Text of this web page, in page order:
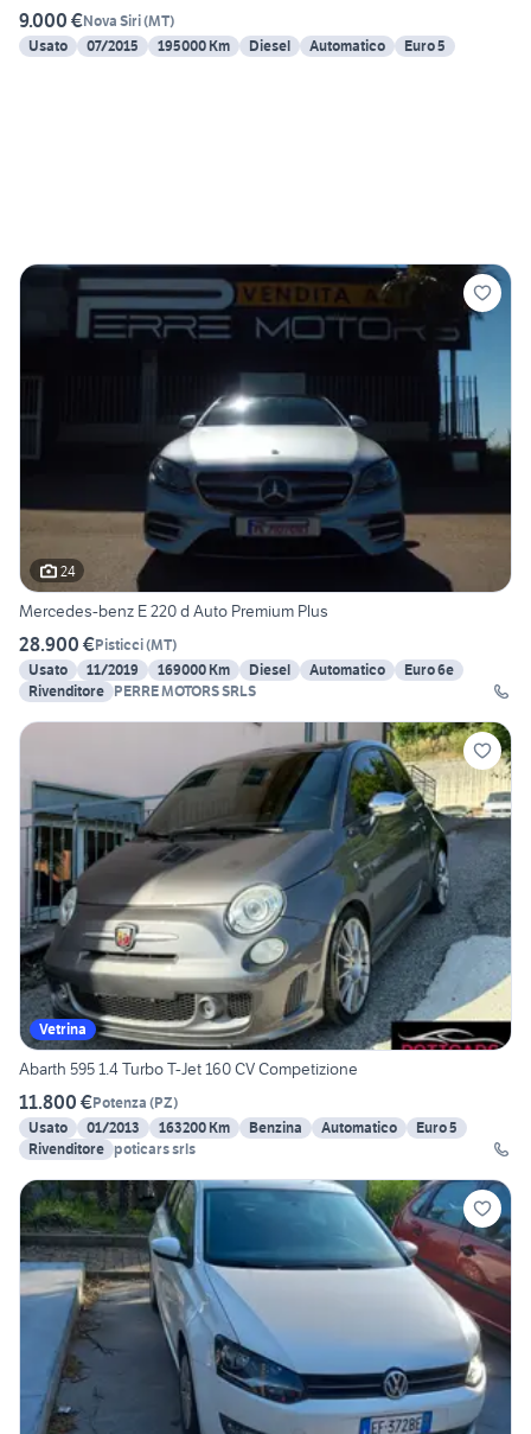
9.000 €Nova Siri(MT)
Usato
07/2015 195000 Km Diesel Automatico Euro 5
24
Mercedes-benz E 220 d Auto Premium Plus
28.900 €Pisticci(MT)
Usato
11/2019 169000 Km Diesel Automatico
Euro 6e
Rivenditore PERRE MOTORS SRLS
Vetrina
Abarth 595 1.4 Turbo T-Jet 160 CV Competizione
11.800 €Potenza (PZ)
Usato
01/2013 163200 Km Benzina Automatico
Euro 5
Rivenditore poticars srls